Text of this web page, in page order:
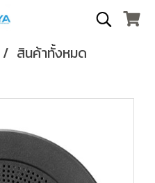
สินค้าทั้งหมด